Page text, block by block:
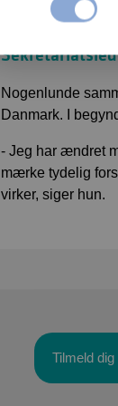
når jeg kan se,
Nogenlunde
Danmark. I
- Jeg har ændret
mærke tydelig
virker, siger hun.
Tilmeld